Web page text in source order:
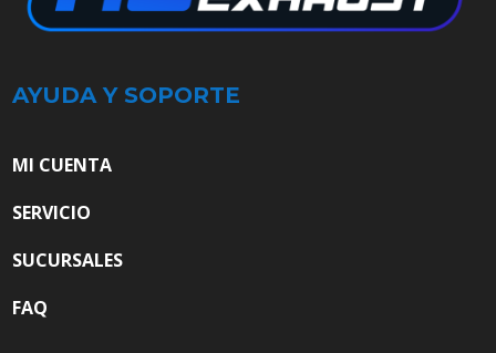
AYUDA Y SOPORTE
MI CUENTA
SERVICIO
SUCURSALES
FAQ